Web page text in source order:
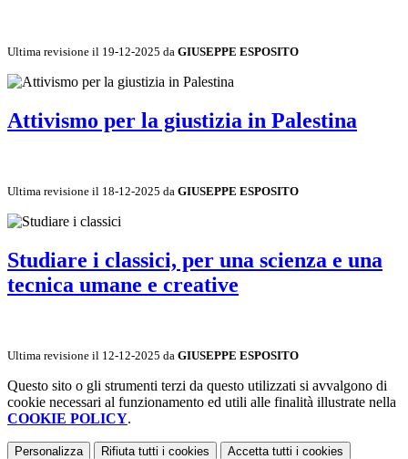
Ultima revisione il 19-12-2025 da GIUSEPPE ESPOSITO
Attivismo per la giustizia in Palestina
Ultima revisione il 18-12-2025 da GIUSEPPE ESPOSITO
Studiare i classici, per una scienza e una
tecnica umane e creative
Ultima revisione il 12-12-2025 da GIUSEPPE ESPOSITO
Questo sito o gli strumenti terzi da questo utilizzati si avvalgono di
cookie necessari al funzionamento ed utili alle finalità illustrate nella
COOKIE POLICY.
Personalizza Rifiuta tutti i cookies Accetta tutti i cookies